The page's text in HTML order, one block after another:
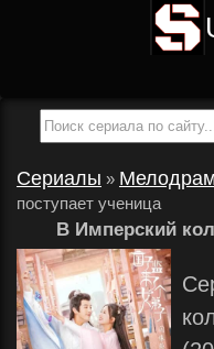
Сериалы »
поступает ученица
В Имперский